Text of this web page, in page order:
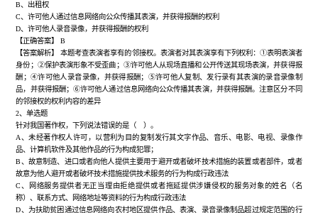
B、出租权
C、许可他人通过信息网络向公众传播其表演，并获得报酬的权利
D、许可他人录音录像，并获得报酬的权利
【正确答案】
B
【答案解析】
本题考查表演者享有的邻接权。表演者对其表演享有下列权利： ①表明表演者
身份；②保护表演形象不受歪曲；③许可他人从现场直播和公开传送其现场表演，并获得报
酬；④许可他人录音录像，并获得报酬；⑤许可他人复制、发行录有其表演的录音录像制
品，并获得报酬；⑥许可他人通过信息网络向公众传播其表演，并获得报酬。注意区分不同
的邻接权的权利内容的差异
2、单选题
针对我国著作权，下列说法错误的是（ ）。
A、未经著作权人许可，以营利为目的复制发行其文字作品、音乐、电影、电视、录像作
品、计算机软件及其他作品的行为构成犯罪；
B、故意制造、进口或者向他人提供主要用于避开或者破坏技术措施的装置或者部件，或者
故意为他人避开或者破坏技术措施提供技术服务的行为构成行政违法
C、网络服务提供者无正当理由拒绝提供或者拖延提供涉嫌侵权的服务对象的姓名（名
称）、联系方式、网络地址等资料的行为构成行政违法
D、为扶助贫困通过信息网络向农村地区提供作品、表演、录音录像制品超过规定范围的行